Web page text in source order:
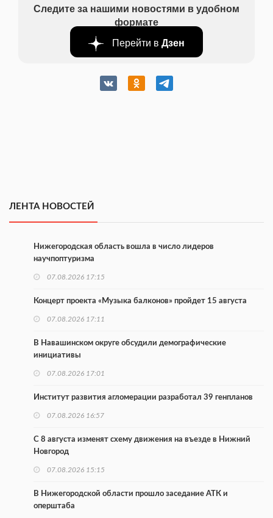
Следите за нашими новостями в удобном
формате
Перейти в Дзен
ЛЕНТА НОВОСТЕЙ
Нижегородская область вошла в число лидеров
научпоптуризма
07.08.2026 17:15
Концерт проекта «Музыка балконов» пройдет 15 августа
07.08.2026 17:11
В Навашинском округе обсудили демографические
инициативы
07.08.2026 17:01
Институт развития агломерации разработал 39 генпланов
07.08.2026 16:57
С 8 августа изменят схему движения на въезде в Нижний
Новгород
07.08.2026 15:15
В Нижегородской области прошло заседание АТК и
оперштаба